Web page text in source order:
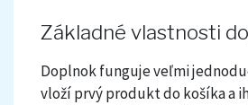
Základné vlastnosti
Doplnok funguje veľmi
vloží prvý produkt do košíka a